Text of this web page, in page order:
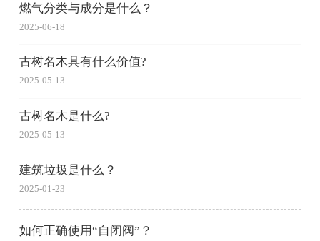
燃气分类与成分是什么？
2025-06-18
古树名木具有什么价值?
2025-05-13
古树名木是什么?
2025-05-13
建筑垃圾是什么？
2025-01-23
如何正确使用“自闭阀”？